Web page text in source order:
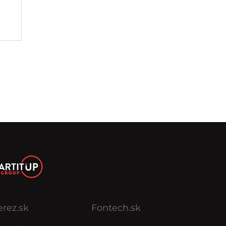
Fontech.sk